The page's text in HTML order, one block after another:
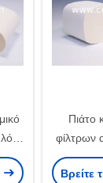
Πιάτο
φίλτρων
Βρείτε